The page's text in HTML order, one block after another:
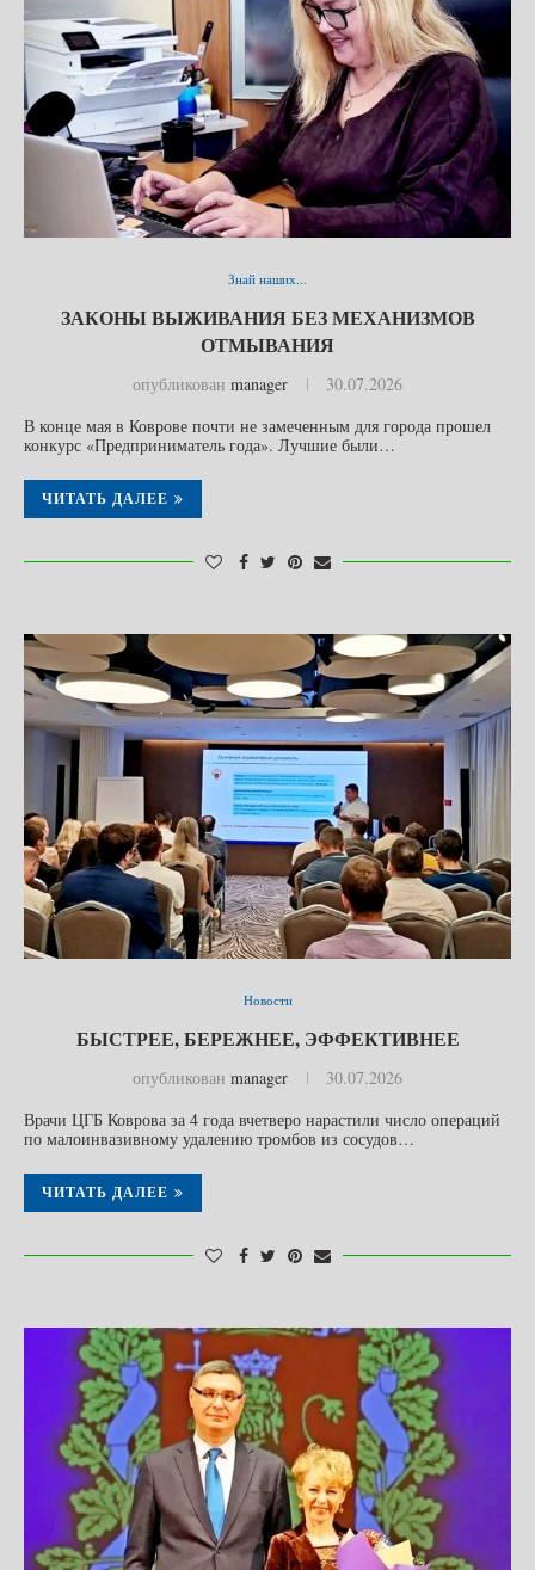
Знай наших...
ЗАКОНЫ ВЫЖИВАНИЯ БЕЗ МЕХАНИЗМОВ
ОТМЫВАНИЯ
опубликован manager
30.07.2026
В конце мая в Коврове почти не замеченным для города прошел
конкурс «Предприниматель года». Лучшие были…
ЧИТАТЬ ДАЛЕЕ
Новости
БЫСТРЕЕ, БЕРЕЖНЕЕ, ЭФФЕКТИВНЕЕ
опубликован manager
30.07.2026
Врачи ЦГБ Коврова за 4 года вчетверо нарастили число операций
по малоинвазивному удалению тромбов из сосудов…
ЧИТАТЬ ДАЛЕЕ